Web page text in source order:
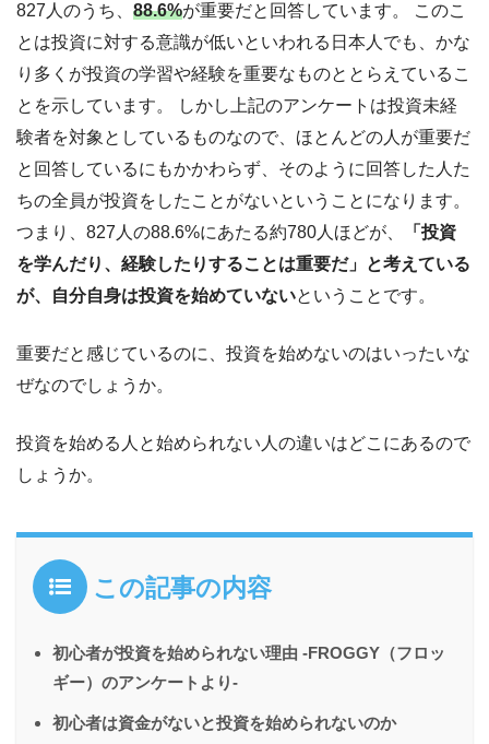
827人のうち、 88.6%が重要だと回答しています。 このこ
とは投資に対する意識が低いといわれる日本人でも、かな
り多くが投資の学習や経験を重要なものととらえているこ
とを示しています。 しかし上記のアンケートは投資未経
験者を対象としているものなので、ほとんどの人が重要だ
と回答しているにもかかわらず、そのように回答した人た
ちの全員が投資をしたことがないということになります。
つまり、827人の88.6%にあたる約780人ほどが、
「投資
を学んだり、経験したりすることは重要だ」と考えている
が、自分自身は投資を始めていないということです。
重要だと感じているのに、投資を始めないのはいったいな
ぜなのでしょうか。
投資を始める人と始められない人の違いはどこにあるので
しょうか。
この記事の内容
初心者が投資を始められない理由 -FROGGY（フロッ
ギー）のアンケートより-
初心者は資金がないと投資を始められないのか